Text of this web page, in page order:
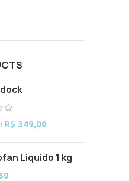
Original
was:
R$ 399,00.
R$ 349,00Current
is:
R$ 349,00.
Liquido 1 kg